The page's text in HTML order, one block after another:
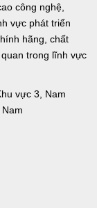
công nghệ,
vực phát triển
hãng, chất
trong lĩnh vực
vực 3, Nam